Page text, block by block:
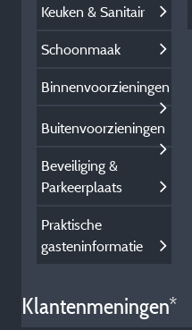
Keuken & Sanitair
Schoonmaak
Binnenvoorzieningen
Buitenvoorzieningen
Beveiliging &
Parkeerplaats
Praktische
gasteninformatie
Klantenmeningen*